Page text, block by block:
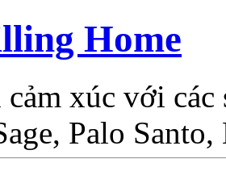
Home
cảm xúc với
Palo